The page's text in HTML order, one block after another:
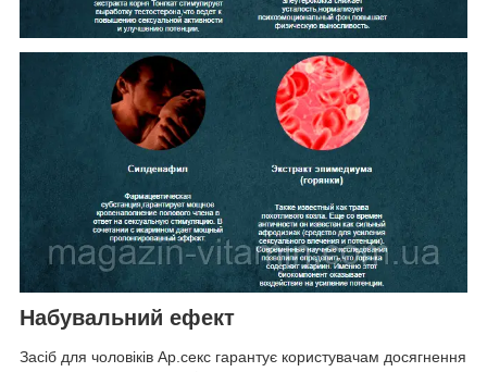
Набувальний ефект
Засіб для чоловіків Ар.секс гарантує користувачам досягнення